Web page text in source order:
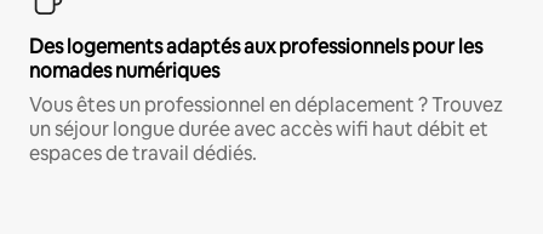
Des logements adaptés aux professionnels pour les
nomades numériques
Vous êtes un professionnel en déplacement ? Trouvez
un séjour longue durée avec accès wifi haut débit et
espaces de travail dédiés.